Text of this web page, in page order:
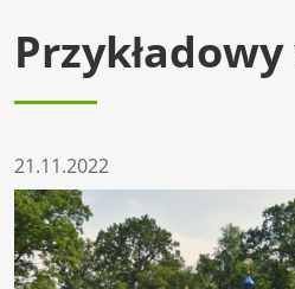
21.11.2022